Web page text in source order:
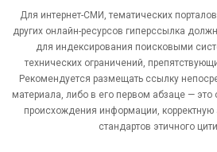
Для интернет-СМИ, тематических
других онлайн-ресурсов гиперссылка
для индексирования поисковыми
технических ограничений,
Рекомендуется размещать ссылку
материала, либо в его первом абзаце — это
происхождения информации,
стандартов этичного